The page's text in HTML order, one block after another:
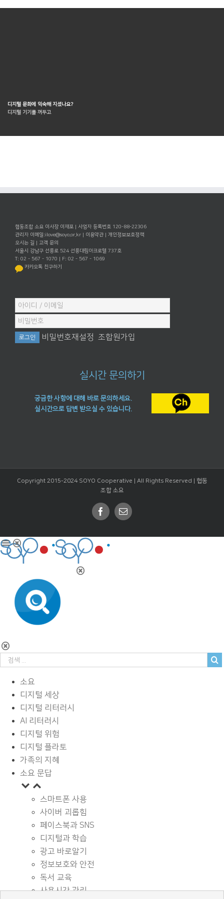
디지털 문화에 익숙해 지셨나요?
디지털 기기를 꺼두고
협동조합 소요 이사장 이재포 | 사업자 등록번호 120-88-22306
관리자 이메일:ilove@soyo.or.kr | 이용약관 | 개인정보보호정책
오시는 길 | 고객 문의
서울시 강남구 선릉로 524 선릉대림아크로텔 737호
T: 02 - 567 - 1070 | F: 02 - 567 - 1069
카카오톡 친구하기
비밀번호재설정 조합원가입
실시간 문의하기
궁금한 사항에 대해 바로 문의하세요.
실시간으로 답변 받으실 수 있습니다.
Copyright 2015-2024 SOYO Cooperative | All Rights Reserved | 협동
조합 소요
Facebook
Email
소요
디지털 세상
디지털 리터러시
AI 리터러시
디지털 위험
디지털 플라토
가족의 지혜
소요 문답
스마트폰 사용
사이버 괴롭힘
페이스북과 SNS
디지털과 학습
광고 바로알기
정보보호와 안전
독서 교육
사용시간 관리